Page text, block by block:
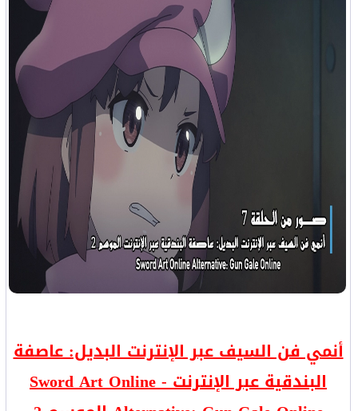
أنمي فن السيف عبر الإنترنت البديل: عاصفة
البندقية عبر الإنترنت - Sword Art Online